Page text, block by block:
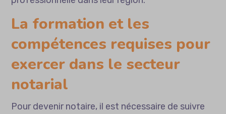
La formation et les
compétences requises pour
exercer dans le secteur
notarial
Pour devenir notaire, il est nécessaire de suivre